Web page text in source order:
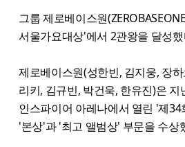
그룹 제로베이스원
서울가요대상'에서 2관왕을 달성
제로베이스원(성한빈, 김지웅, 장
리키, 김규빈, 박건욱, 한유진)은 지
인스파이어 아레나에서 열린 '제
'본상'과 '최고 앨범상' 부문을 수상